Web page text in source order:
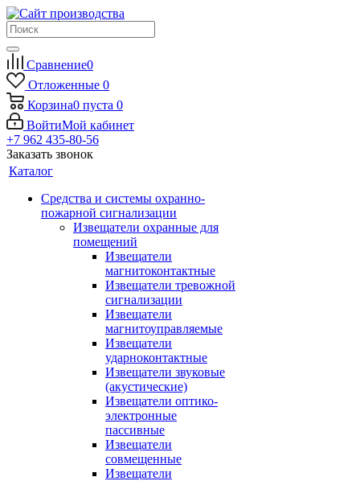
Сравнение0
Отложенные 0
Корзина0 пуста 0
ВойтиМой кабинет
+7 962 435-80-56
Заказать звонок
Каталог
Средства и системы охранно-
пожарной сигнализации
Извещатели охранные для
помещений
Извещатели
магнитоконтактные
Извещатели тревожной
сигнализации
Извещатели
магнитоуправляемые
Извещатели
ударноконтактные
Извещатели звуковые
(акустические)
Извещатели оптико-
электронные
пассивные
Извещатели
совмещенные
Извещатели